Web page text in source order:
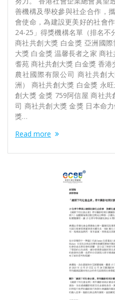
善機構及學校參與社企合作，
會使命，為建設更美好的社會
24-25」得獎機構名單（排名
商社共創大獎 白金獎 亞洲國
大獎 白金獎 温馨長者之家 商
耆苑 商社共創大獎 白金獎 香
農社國際有限公司 商社共創
洲） 商社共創大獎 白金獎 永
創大獎 金獎 759阿信屋 商社
司 商社共創大獎 金獎 日本命
獎…
Read more